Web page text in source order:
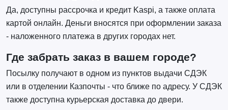
Да, доступны рассрочка и кредит Kaspi, а также оплата
картой онлайн. Деньги вносятся при оформлении заказа
- наложенного платежа в других городах нет.
Где забрать заказ в вашем городе?
Посылку получают в одном из пунктов выдачи СДЭК
или в отделении Казпочты - что ближе по адресу. У СДЭК
также доступна курьерская доставка до двери.